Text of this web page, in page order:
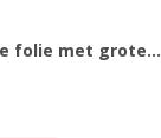
folie met grote...